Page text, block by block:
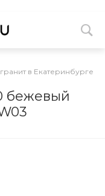
в Екатеринбурге
бежевый